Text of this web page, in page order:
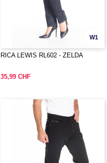
W1
RICA LEWIS RL602 - ZELDA
35,99 CHF